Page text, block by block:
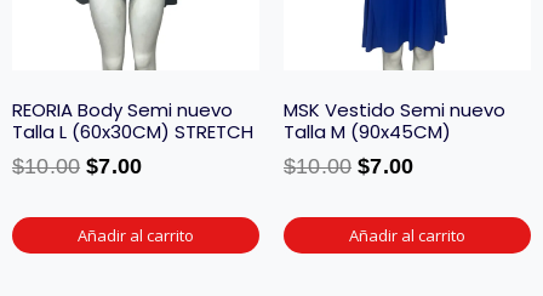
REORIA Body Semi nuevo
Talla L (60x30CM) STRETCH
$10.00 $7.00
Añadir al carrito
MSK Vestido Semi nuevo
Talla M (90x45CM)
$10.00 $7.00
Añadir al carrito